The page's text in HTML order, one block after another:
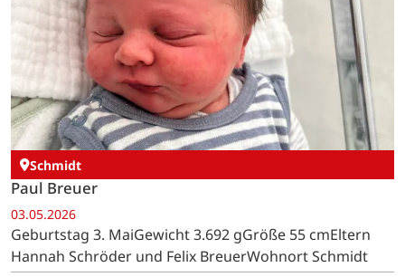
Schmidt
Paul Breuer
03.05.2026
Geburtstag 3. MaiGewicht 3.692 gGröße 55 cmEltern
Hannah Schröder und Felix BreuerWohnort Schmidt